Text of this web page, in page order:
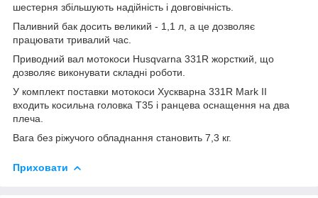
шестерня збільшують надійність і довговічність.
Паливний бак досить великий - 1,1 л, а це дозволяє
працювати тривалий час.
Приводний вал мотокоси Husqvarna 331R жорсткий, що
дозволяє виконувати складні роботи.
У комплект поставки мотокоси Хускварна 331R Mark II
входить косильна головка T35 і ранцева оснащення на два
плеча.
Вага без ріжучого обладнання становить 7,3 кг.
Приховати